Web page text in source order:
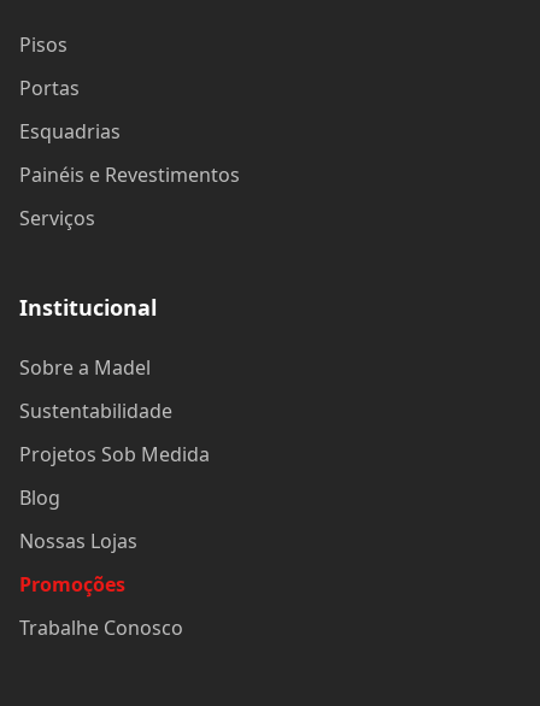
Pisos
Portas
Esquadrias
Painéis e Revestimentos
Serviços
Institucional
Sobre a Madel
Sustentabilidade
Projetos Sob Medida
Blog
Nossas Lojas
Promoções
Trabalhe Conosco